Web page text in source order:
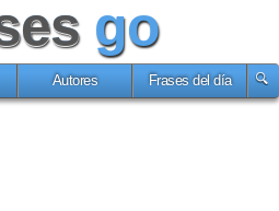
go
Autores Frases del día